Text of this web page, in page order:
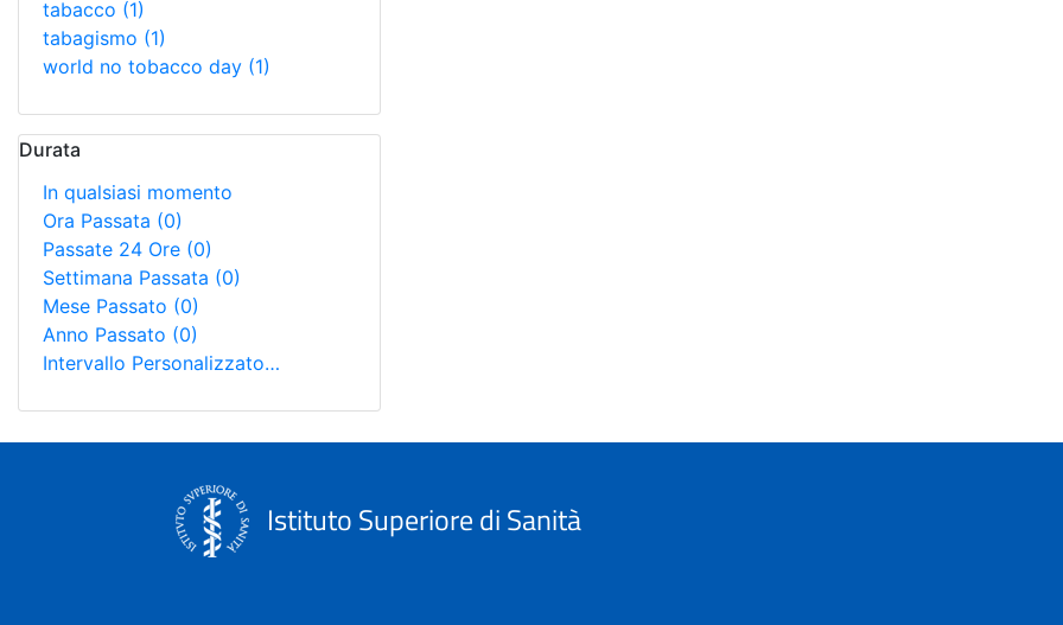
tabacco (1)
tabagismo (1)
world no tobacco day (1)
Durata
In qualsiasi momento
Ora Passata (0)
Passate 24 Ore (0)
Settimana Passata (0)
Mese Passato (0)
Anno Passato (0)
Intervallo Personalizzato…
Istituto Superiore di Sanità